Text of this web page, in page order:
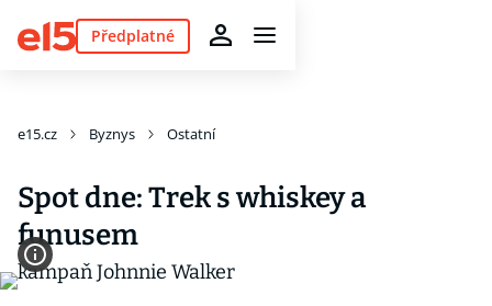
Předplatné
e15.cz Byznys Ostatní
Spot dne: Trek s whiskey a
funusem